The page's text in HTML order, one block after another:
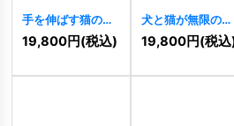
手を伸ばす猫の遊
び心あるロゴ
11425 ]
19,800円(税込)
犬と猫が無限の絆
で結ばれたペット
ロゴ 11426]
19,800円(税込